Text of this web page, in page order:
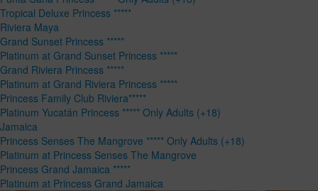
Tropical Deluxe Princess *****
Riviera Maya
Grand Sunset Princess *****
Platinum at Grand Sunset Princess *****
Grand Riviera Princess *****
Platinum at Grand Riviera Princess *****
Princess Family Club Riviera*****
Platinum Yucatán Princess ***** Only Adults (+18)
Jamaica
Princess Senses The Mangrove ***** Only Adults (+18)
Platinum at Princess Senses The Mangrove
Princess Grand Jamaica *****
Platinum at Princess Grand Jamaica